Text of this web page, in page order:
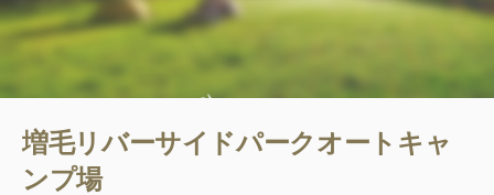
増毛リバーサイドパークオートキャ
ンプ場